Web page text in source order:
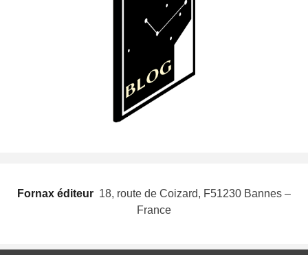
Fornax éditeur  18, route de Coizard, F51230 Bannes –
France